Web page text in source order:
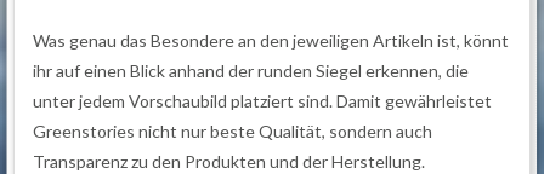
Was genau das Besondere an den jeweiligen Artikeln ist, könnt
ihr auf einen Blick anhand der runden Siegel erkennen, die
unter jedem Vorschaubild platziert sind. Damit gewährleistet
Greenstories nicht nur beste Qualität, sondern auch
Transparenz zu den Produkten und der Herstellung.